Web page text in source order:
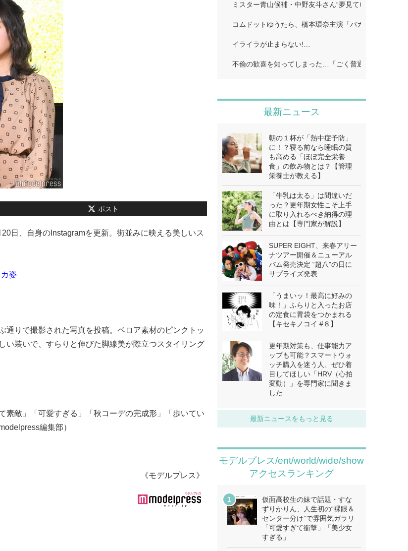
ポスト
日、自身のInstagramを更新。街並みに映える美しいス
姿
通りで撮影された写真を投稿。ベロア素材のピンクトッ
い装いで、すらりと伸びた脚線美が際立つスタイリング
素敵」「可愛すぎる」「秋コーデの完成形」「歩いてい
編集部）
《モデルプレス》
ミスター青山候補・中野友斗さん“夢見ていた賞受賞に
コムドットゆうたら、橋本環奈主演「バカンスの法則
イライラが止まらない!…
不倫の歓喜を知ってしまった…「ごく普通の主婦」…
最新ニュース
朝の１杯が「熱中症予防」
に！？寝る前なら睡眠の質
も高める「ほぼ完全栄養
食」の飲み物とは？【管理
栄養士が教える】
「牛乳は太る」は間違いだ
った？更年期女性こそ上手
に取り入れるべき納得の理
由とは【専門家が解説】
SUPER EIGHT、来春アリー
ナツアー開催＆ニューアル
バム発売決定 “超八”の日に
サプライズ発表
「うまいッ！最高に好みの
味！」ふらりと入ったお店
の定食に胃袋をつかまれる
【キセキノコイ #８】
更年期対策も、仕事能力ア
ップも可能？スマートウォ
ッチ購入を迷う人、ぜひ着
目してほしい「HRV（心拍
変動）」を専門家に聞きま
した
最新ニュースをもっと見る
モデルプレス/ent/world/wide/show
アクセスランキング
仮面高校生の妹で話題・すな
ずりかりん、人生初の“裸眼＆
センター分け”で雰囲気ガラリ
「可愛すぎて衝撃」「美少女
すぎる」